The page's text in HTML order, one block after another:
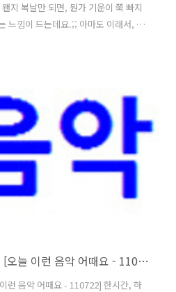
지 복날만 되면, 뭔가 기운이 쭉 빠지
느낌이 드는데요.;; 아마도 이래서, 오
동물성 식재료들과, 수박과 같은 계
에 맞는 음식을 좋은 사람들과 함께
라는 생각이 드네요.^^ 그럼, 복날 이
곡 소개로 넘어가 볼..
브라운 아이즈 "벌써 1년" [오늘 이런 음악 어때요 - 110722]
런 음악 어때요 - 110722] 한시간, 하